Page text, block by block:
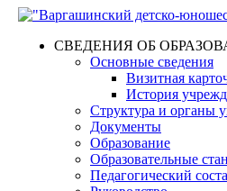
СВЕДЕНИЯ ОБ
Основные сведения
Визитная
История
Структура и органы
Документы
Образование
Образовательные
Педагогический